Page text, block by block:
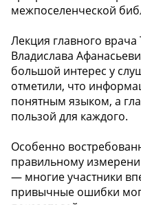
межпоселенческой
Лекция главного
Владислава
большой интерес у
отметили, что
понятным языком, а
пользой для каждого.
Особенно
правильному
— многие участники
привычные ошибки